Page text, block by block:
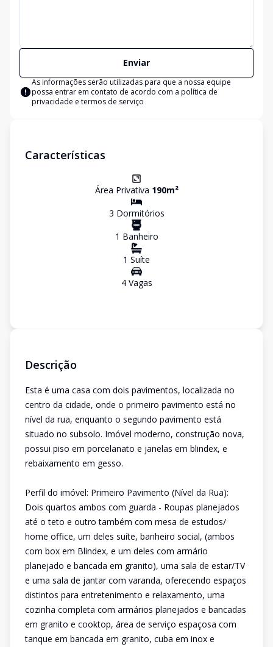
Enviar
As informações serão utilizadas para que a nossa equipe
possa entrar em contato de acordo com a política de
privacidade e termos de serviço
Características
Área Privativa 190m²
3 Dormitórios
1 Banheiro
1 Suíte
4Vagas
Descrição
Esta é uma casa com dois pavimentos, localizada no
centro da cidade, onde o primeiro pavimento está no
nível da rua, enquanto o segundo pavimento está
situado no subsolo. Imóvel moderno, construção nova,
possui piso em porcelanato e janelas em blindex, e
rebaixamento em gesso.
Perfil do imóvel: Primeiro Pavimento (Nível da Rua):
Dois quartos ambos com guarda - Roupas planejados
até o teto e outro também com mesa de estudos/
home office, um deles suíte, banheiro social, (ambos
com box em Blindex, e um deles com armário
planejado e bancada em granito), uma sala de estar/TV
e uma sala de jantar com varanda, oferecendo espaços
distintos para entretenimento e relaxamento, uma
cozinha completa com armários planejados e bancadas
em granito e cooktop, área de serviço espaçosa com
tanque em bancada em granito, cuba em inox e